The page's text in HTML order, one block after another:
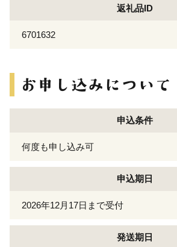
返礼品ID
6701632
申込条件
何度も申し込み可
申込期日
2026年12月17日まで受付
発送期日